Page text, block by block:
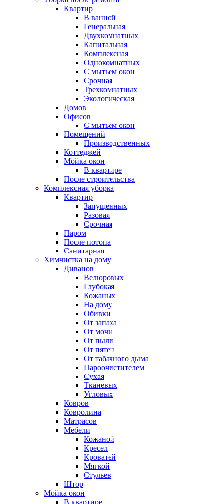
Квартир
В ванной
Генеральная
Двухкомнатных
Капитальная
Комплексная
Однокомнатных
С мытьем окон
Срочная
Трехкомнатных
Экологическая
Домов
Офисов
С мытьем окон
Помещений
Производственных
Коттеджей
Мойка окон
В квартире
После строительства
Комплексная уборка
Квартир
Запущенных
Разовая
Срочная
Паром
После потопа
Санитарная
Химчистка на дому
Диванов
Велюровых
Глубокая
Кожаных
На дому
Обивки
От запаха
От мочи
От пыли
От пятен
От табачного дыма
Пароочистителем
Сухая
Тканевых
Угловых
Ковров
Ковролина
Матрасов
Мебели
Кожаной
Кресел
Кроватей
Мягкой
Стульев
Штор
Мойка окон
В квартире